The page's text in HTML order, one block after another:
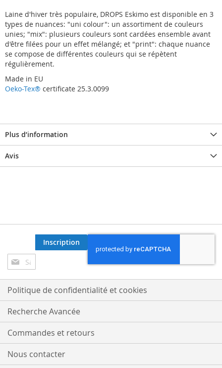
Laine d'hiver très populaire, DROPS Eskimo est disponible en 3
types de nuances: "uni colour": un assortiment de couleurs
unies; "mix": plusieurs couleurs sont cardées ensemble avant
d'être filées pour un effet mélangé; et "print": chaque nuance
se compose de différentes couleurs qui se répètent
régulièrement.
Made in EU
Oeko-Tex® certificate 25.3.0099
Plus d’information
Avis
Inscription
à
notre
lettre
d’information
:
Inscription
Politique de confidentialité et cookies
Recherche Avancée
Commandes et retours
Nous contacter